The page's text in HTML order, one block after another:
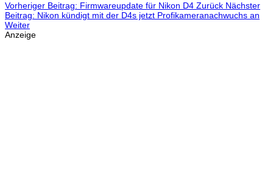
Vorheriger Beitrag: Firmwareupdate für Nikon D4 Zurück Nächster
Beitrag: Nikon kündigt mit der D4s jetzt Profikameranachwuchs an
Weiter
Anzeige